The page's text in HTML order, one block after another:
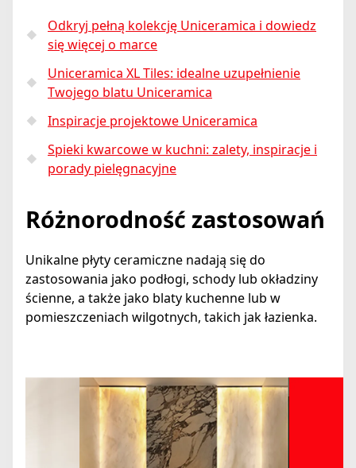
Odkryj pełną kolekcję Uniceramica i dowiedz
się więcej o marce
Uniceramica XL Tiles: idealne uzupełnienie
Twojego blatu Uniceramica
Inspiracje projektowe Uniceramica
Spieki kwarcowe w kuchni: zalety, inspiracje i
porady pielęgnacyjne
Różnorodność zastosowań
Unikalne płyty ceramiczne nadają się do
zastosowania jako podłogi, schody lub okładziny
ścienne, a także jako blaty kuchenne lub w
pomieszczeniach wilgotnych, takich jak łazienka.